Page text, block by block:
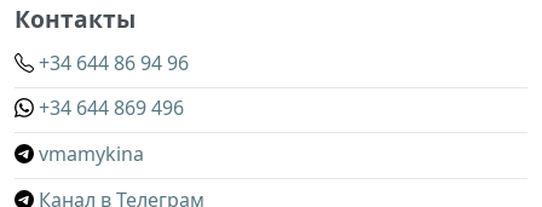
Контакты
+34 644 86 94 96
+34 644 869 496
vmamykina
Канал в Телеграм